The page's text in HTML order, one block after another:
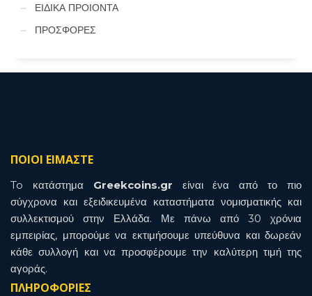
ΕΙΔΙΚΑ ΠΡΟΙΟΝΤΑ
ΠΡΟΣΦΟΡΕΣ
ΠΟΙΟΙ ΕΙΜΑΣΤΕ
To κατάστημα Greekcoins.gr είναι ένα από το πιο
σύγχρονα και εξειδικευμένα καταστήματα νομισματικής και
συλλεκτισμού στην Ελλάδα. Με πάνω από 30 χρόνια
εμπειρίας, μπορούμε να εκτιμήσουμε υπεύθυνα και δωρεάν
κάθε συλλογή και να προσφέρουμε την καλύτερη τιμή της
αγοράς.
ΠΛΗΡΟΦΟΡΙΕΣ